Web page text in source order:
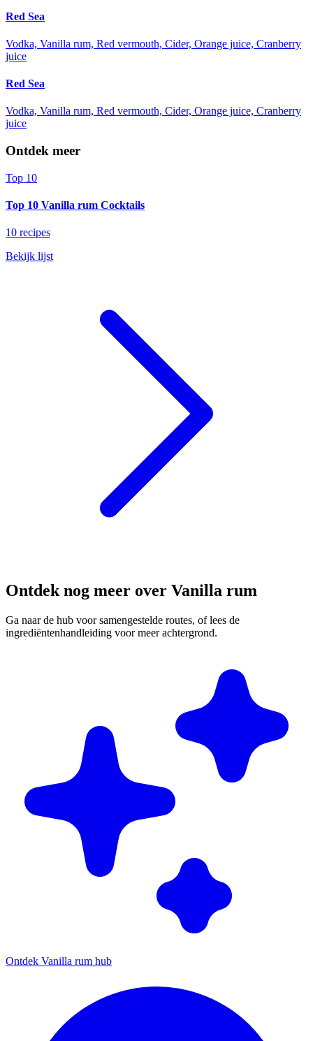
Red Sea
Vodka, Vanilla rum, Red vermouth, Cider, Orange juice, Cranberry
juice
Red Sea
Vodka, Vanilla rum, Red vermouth, Cider, Orange juice, Cranberry
juice
Ontdek meer
Top 10
Top 10 Vanilla rum Cocktails
10 recipes
Bekijk lijst
Ontdek nog meer over Vanilla rum
Ga naar de hub voor samengestelde routes, of lees de
ingrediëntenhandleiding voor meer achtergrond.
Ontdek Vanilla rum hub